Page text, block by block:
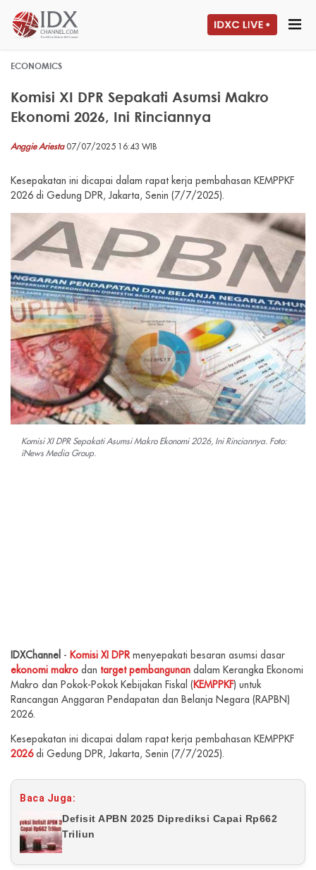
ECONOMICS
Komisi XI DPR Sepakati Asumsi Makro
Ekonomi 2026, Ini Rinciannya
Anggie Ariesta07/07/2025 16:43 WIB
Kesepakatan ini dicapai dalam rapat kerja pembahasan KEMPPKF
2026 di Gedung DPR, Jakarta, Senin (7/7/2025).
Komisi XI DPR Sepakati Asumsi Makro Ekonomi 2026, Ini Rinciannya. Foto:
iNews Media Group.
IDXChannel - Komisi XI DPRmenyepakati besaran asumsi dasar
ekonomi makro dan target pembangunan dalam Kerangka Ekonomi
Makro dan Pokok-Pokok Kebijakan Fiskal (KEMPPKF) untuk
Rancangan Anggaran Pendapatan dan Belanja Negara (RAPBN)
2026.
Kesepakatan ini dicapai dalam rapat kerja pembahasan KEMPPKF
2026di Gedung DPR, Jakarta, Senin (7/7/2025).
Baca Juga:
Defisit APBN 2025 Diprediksi Capai Rp662
Triliun